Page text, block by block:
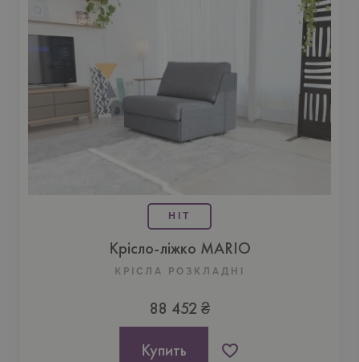
HIT
Крісло-ліжко MARIO
КРІСЛА РОЗКЛАДНІ
88 452 ₴
Купить